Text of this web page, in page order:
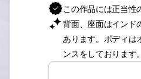
この作品には正当性
背面、座面はインド
あります。ボディは
ンスをしております。